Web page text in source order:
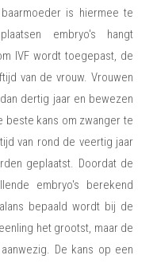
is hiermee te
embryo's hangt
IVF wordt toegepast, de
van de vrouw. Vrouwen
dertig jaar en bewezen
beste kans om zwanger te
van rond de veertig jaar
geplaatst. Doordat de
embryo's berekend
bepaald wordt bij de
het grootst, maar de
De kans op een